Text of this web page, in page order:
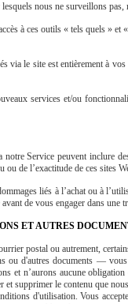
nous ne surveillons
à ces outils « tels quels »
via le site est entièrement à
services et/ou
Service peuvent inclure
ou de l’exactitude de ces
liés à l’achat ou à
de vous engager dans
ET AUTRES
postal ou autrement,
ou d'autres documents —
et n’aurons aucune
supprimer le contenu que
d'utilisation. Vous